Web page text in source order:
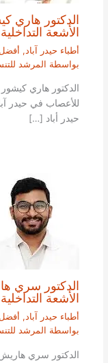
الدكتور هاري
الأشعة
أطباء حيدر آباد , أفضل
بواسطة المرشد
الدكتور هاري
للأعصاب في حيدر
حيدر أباد […]
الدكتور سري
الأشعة
أطباء حيدر آباد , أفضل
بواسطة المرشد
الدكتور سري هاريش